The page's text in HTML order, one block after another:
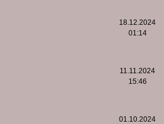
18.12.2024
01:14
11.11.2024
15:46
01.10.2024